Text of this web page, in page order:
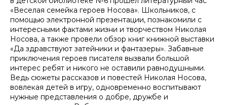
«Веселая семейка героев Носова». Школьников, с
помощью электронной презентации, познакомили с
интересными фактами жизни и творчеством Николая
Носова, а также провели обзор книг книжной выставки
«Да здравствуют затейники и фантазеры». Забавные
приключения героев писателя вызвали большой
интерес ребят и никого не оставили равнодушными.
Ведь сюжеты рассказов и повестей Николая Носова,
вовлекая детей в игру, одновременно воспитывают
нужные представления о добре, дружбе и